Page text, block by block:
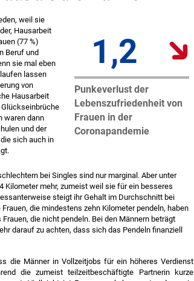
weil sie
Hausarbeit
(77 %)
Beruf und
sie mal eben
lassen
von
Hausarbeit
waren dann
und der
sich auch in
Punkeverlust der
Lebenszufriedenheit von
Frauen in der
Coronapandemie
1 ,2
bei Singles sind nur marginal. Aber unter
Kilometer mehr, zumeist weil sie für ein besseres
steigt ihr Gehalt im Durchschnitt bei
die mindestens zehn Kilometer pendeln, haben
die nicht pendeln. Bei den Männern beträgt
darauf zu achten, dass sich das Pendeln finanziell
die Männer in Vollzeitjobs für ein höheres Verdienst
die zumeist teilzeitbeschäftigte Partnerin kurze